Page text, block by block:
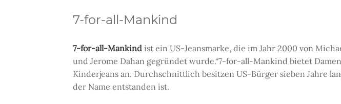
7-for-all-Mankind
7-for-all-Mankind ist ein US-Jeansmarke, die im Jahr 2000 von
und Jerome Dahan gegründet wurde.“7-for-all-Mankind bietet
Kinderjeans an. Durchschnittlich besitzen US-Bürger sieben Jahre
der Name entstanden ist.